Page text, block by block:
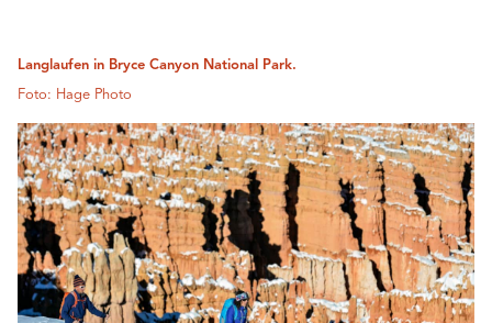
Langlaufen in Bryce Canyon National Park.
Foto: Hage Photo